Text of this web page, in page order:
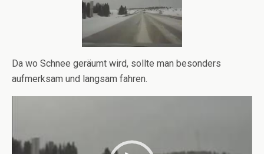
Da wo Schnee geräumt wird, sollte man besonders
aufmerksam und langsam fahren.